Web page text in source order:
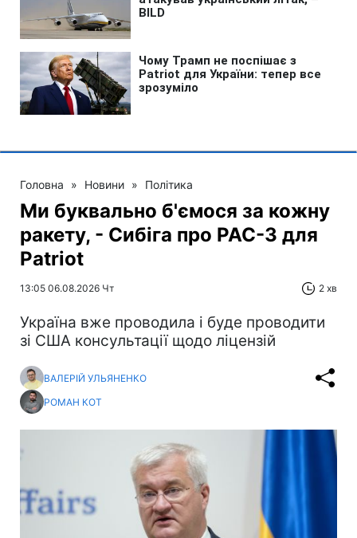
Головна » Новини » Політика
Ми буквально б'ємося за кожну
ракету, - Сибіга про PAC-3 для
Patriot
13:05 06.08.2026 Чт 2 хв
Україна вже проводила і буде проводити
зі США консультації щодо ліцензій
ВАЛЕРІЙ УЛЬЯНЕНКО
РОМАН КОТ